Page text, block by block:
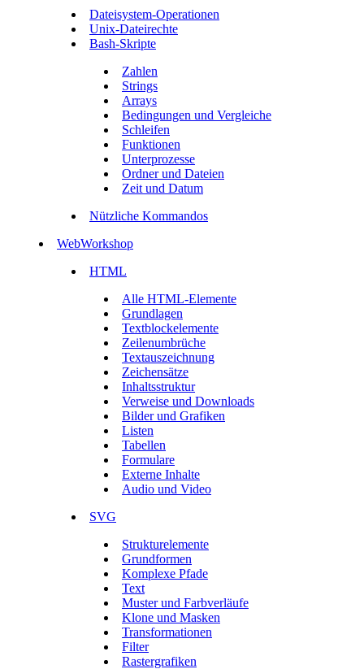
Dateisystem-Operationen
Unix-Dateirechte
Bash-Skripte
Zahlen
Strings
Arrays
Bedingungen und Vergleiche
Schleifen
Funktionen
Unterprozesse
Ordner und Dateien
Zeit und Datum
Nützliche Kommandos
WebWorkshop
HTML
Alle HTML-Elemente
Grundlagen
Textblockelemente
Zeilenumbrüche
Textauszeichnung
Zeichensätze
Inhaltsstruktur
Verweise und Downloads
Bilder und Grafiken
Listen
Tabellen
Formulare
Externe Inhalte
Audio und Video
SVG
Strukturelemente
Grundformen
Komplexe Pfade
Text
Muster und Farbverläufe
Klone und Masken
Transformationen
Filter
Rastergrafiken